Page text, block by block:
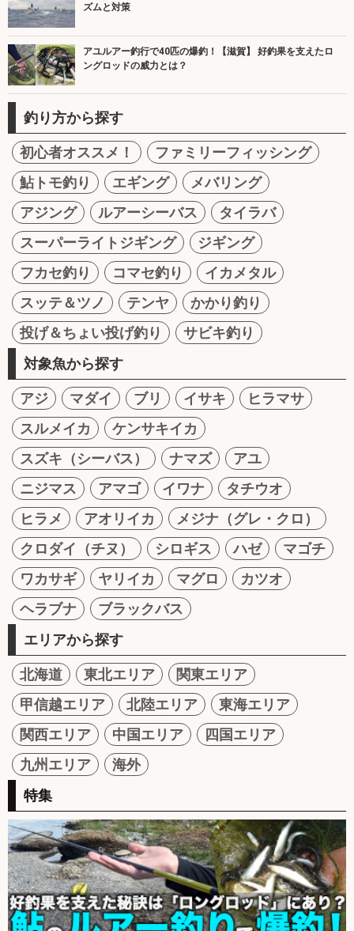
ズムと対策
アユルアー釣行で40匹の爆釣！【滋賀】 好釣果を支えたロ
ングロッドの威力とは？
釣り方から探す
初心者オススメ！
ファミリーフィッシング
鮎トモ釣り
エギング
メバリング
アジング
ルアーシーバス
タイラバ
スーパーライトジギング
ジギング
フカセ釣り
コマセ釣り
イカメタル
スッテ＆ツノ
テンヤ
かかり釣り
投げ＆ちょい投げ釣り
サビキ釣り
対象魚から探す
アジ マダイ ブリ イサキ
ヒラマサ
スルメイカ
ケンサキイカ
スズキ（シーバス）
ナマズ
アユ
ニジマス
アマゴ イワナ
タチウオ
ヒラメ
アオリイカ
メジナ（グレ・クロ）
クロダイ（チヌ）
シロギス ハゼ
マゴチ
ワカサギ
ヤリイカ マグロ
カツオ
ヘラブナ
ブラックバス
エリアから探す
北海道 東北エリア
関東エリア
甲信越エリア
北陸エリア
東海エリア
関西エリア
中国エリア
四国エリア
九州エリア
海外
特集